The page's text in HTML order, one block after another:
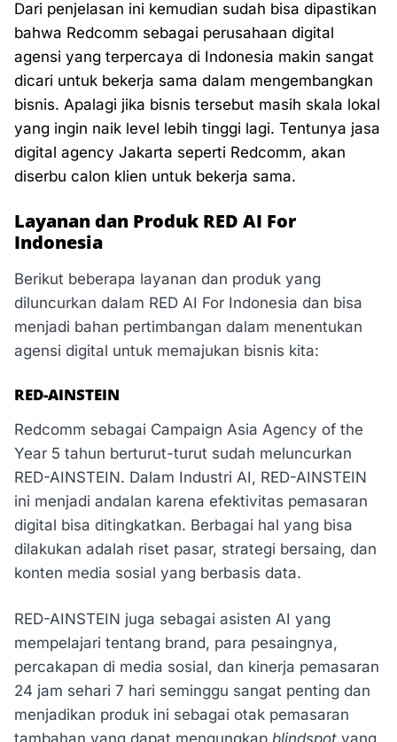
Dari penjelasan ini kemudian sudah bisa dipastikan
bahwa Redcomm sebagai perusahaan digital
agensi yang terpercaya di Indonesia makin sangat
dicari untuk bekerja sama dalam mengembangkan
bisnis. Apalagi jika bisnis tersebut masih skala lokal
yang ingin naik level lebih tinggi lagi. Tentunya jasa
digital agency Jakarta seperti Redcomm, akan
diserbu calon klien untuk bekerja sama.
Layanan dan Produk RED AI For
Indonesia
Berikut beberapa layanan dan produk yang
diluncurkan dalam RED AI For Indonesia dan bisa
menjadi bahan pertimbangan dalam menentukan
agensi digital untuk memajukan bisnis kita:
RED-AINSTEIN
Redcomm sebagai Campaign Asia Agency of the
Year 5 tahun berturut-turut sudah meluncurkan
RED-AINSTEIN. Dalam Industri AI, RED-AINSTEIN
ini menjadi andalan karena efektivitas pemasaran
digital bisa ditingkatkan. Berbagai hal yang bisa
dilakukan adalah riset pasar, strategi bersaing, dan
konten media sosial yang berbasis data.
RED-AINSTEIN juga sebagai asisten AI yang
mempelajari tentang brand, para pesaingnya,
percakapan di media sosial, dan kinerja pemasaran
24 jam sehari 7 hari seminggu sangat penting dan
menjadikan produk ini sebagai otak pemasaran